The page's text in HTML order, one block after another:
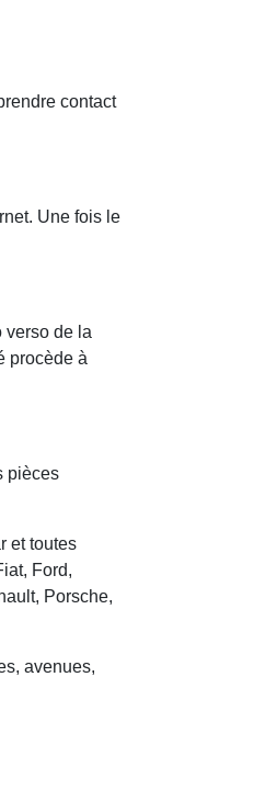
contact
Une fois le
verso de la
procède à
pièces
et toutes
Ford,
Porsche,
avenues,